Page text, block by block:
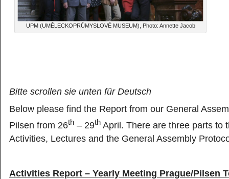
UPM (UMĚLECKOPRŮMYSLOVÉ MUSEUM), Photo: Annette Jacob
Bitte scrollen sie unten für Deutsch
Below please find the Report from our General
Pilsen from 26th – 29th April. There are three parts to
Activities, Lectures and the General Assembly
Activities Report – Yearly Meeting Prague/Pilsen